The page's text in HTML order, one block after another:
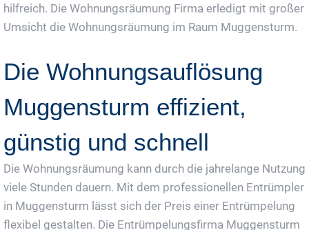
hilfreich. Die Wohnungsräumung Firma erledigt mit großer
Umsicht die Wohnungsräumung im Raum Muggensturm.
Die Wohnungsauflösung
Muggensturm effizient,
günstig und schnell
Die Wohnungsräumung kann durch die jahrelange Nutzung
viele Stunden dauern. Mit dem professionellen Entrümpler
in Muggensturm lässt sich der Preis einer Entrümpelung
flexibel gestalten. Die Entrümpelungsfirma Muggensturm